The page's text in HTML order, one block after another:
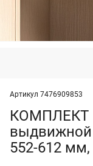
Артикул 7476909853
КОМПЛЕКТ
выдвижной
552-612